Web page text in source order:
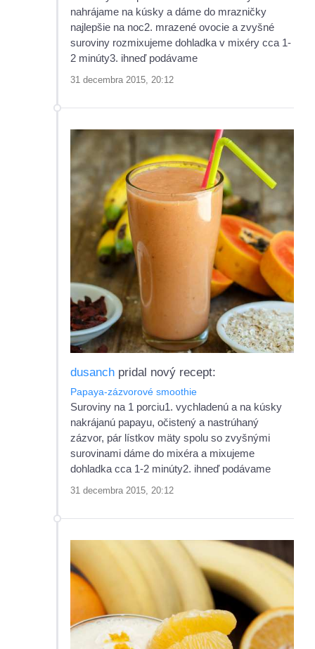
nahrájame na kúsky a dáme do mrazničky
najlepšie na noc2. mrazené ovocie a zvyšné
suroviny rozmixujeme dohladka v mixéry cca 1-
2 minúty3. ihneď podávame
31 decembra 2015, 20:12
dusanch pridal nový recept:
Papaya-zázvorové smoothie
Suroviny na 1 porciu1. vychladenú a na kúsky
nakrájanú papayu, očistený a nastrúhaný
zázvor, pár lístkov mäty spolu so zvyšnými
surovinami dáme do mixéra a mixujeme
dohladka cca 1-2 minúty2. ihneď podávame
31 decembra 2015, 20:12